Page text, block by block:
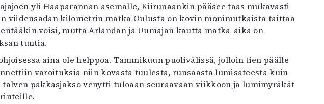
yli Haaparannan asemalle, Kiirunaankin pääsee taas mukavasti
viidensadan kilometrin matka Oulusta on kovin monimutkaista taittaa
voisi, mutta Arlandan ja Uumajan kautta matka-aika on
tuntia.
aina ole helppoa. Tammikuun puolivälissä, jolloin tien päälle
varoituksia niin kovasta tuulesta, runsaasta lumisateesta kuin
pakkasjakso venytti tuloaan seuraavaan viikkoon ja lumimyräkät